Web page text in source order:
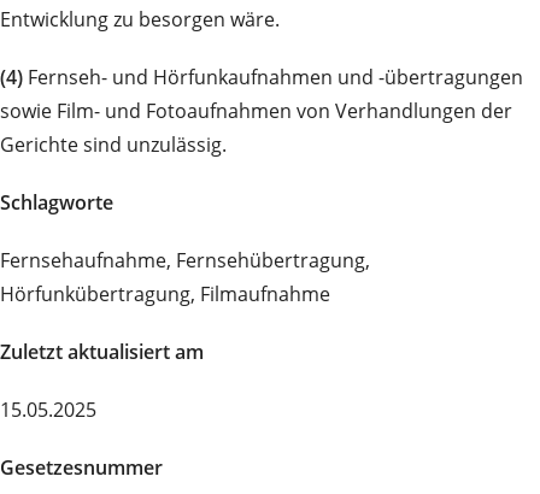
Entwicklung zu besorgen wäre.
(4) Fernseh- und Hörfunkaufnahmen und -übertragungen
sowie Film- und Fotoaufnahmen von Verhandlungen der
Gerichte sind unzulässig.
Schlagworte
Fernsehaufnahme, Fernsehübertragung,
Hörfunkübertragung, Filmaufnahme
Zuletzt aktualisiert am
15.05.2025
Gesetzesnummer